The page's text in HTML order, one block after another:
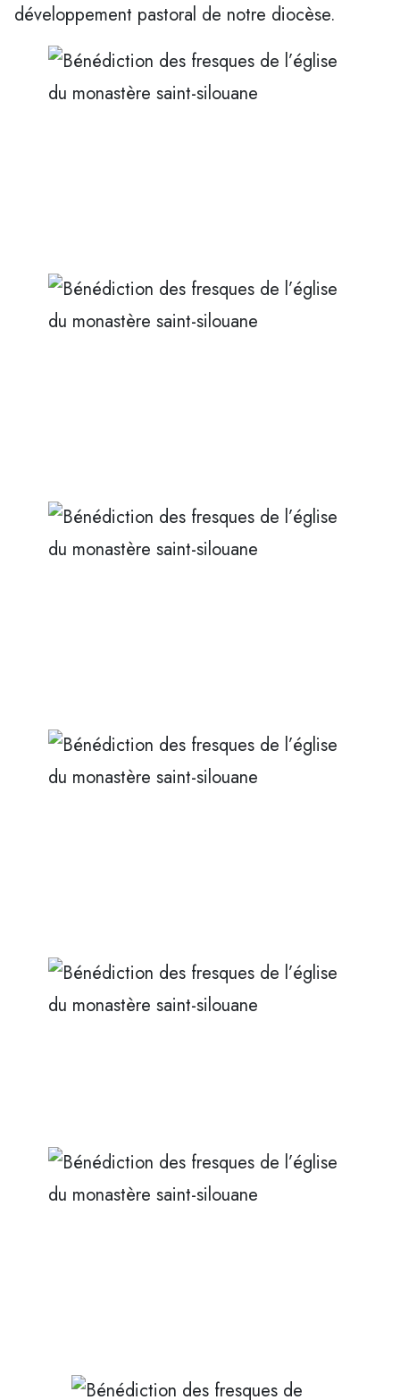
développement pastoral de notre diocèse.